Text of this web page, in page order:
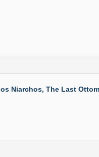
Niarchos, The Last